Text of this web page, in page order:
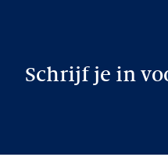
Schrijf je in